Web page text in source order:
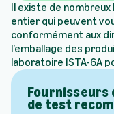
Il existe de
entier qui peuvent
conformément aux
l’emballage des
laboratoire ISTA-6A
Fournisseurs
de test